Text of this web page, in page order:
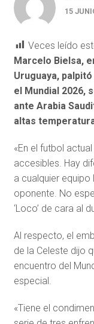
15
Veces leído
Marcelo Bielsa,
Uruguaya,
el Mundial 2026,
ante Arabia
altas
«En el futbol
accesibles. Hay
a cualquier
oponente. No
‘Loco’ de cara al
Al respecto, el
de la Celeste dijo
encuentro del
especial.
«Tiene el